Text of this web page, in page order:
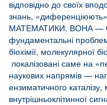
відповідно до своїх
знань,
МАТЕМАТИКИ. ВОНА —
фундаментальні
біохімії, молекулярної
локалізовані саме на
наукових напрямів —
ензиматичного
внутрішньоклітинної